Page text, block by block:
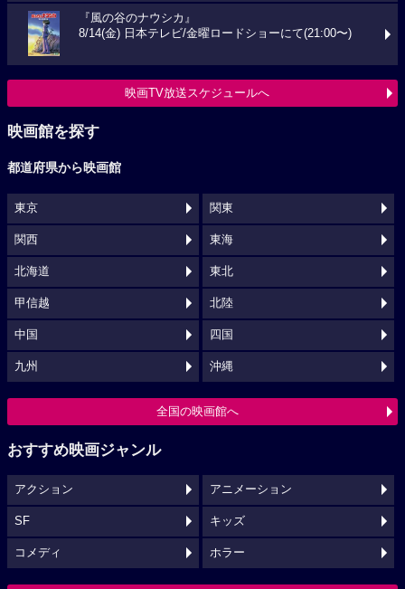
『風の谷のナウシカ』
8/14(金) 日本テレビ/金曜ロードショーにて(21:00〜)
映画TV放送スケジュールへ
映画館を探す
都道府県から映画館
東京 関東
関西 東海
北海道 東北
甲信越 北陸
中国 四国
九州 沖縄
全国の映画館へ
おすすめ映画ジャンル
アクション アニメーション
SF キッズ
コメディ ホラー